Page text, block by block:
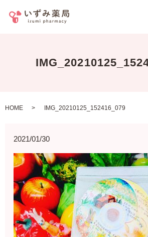
HOME IMG_20210125_152416_079
2021/01/30